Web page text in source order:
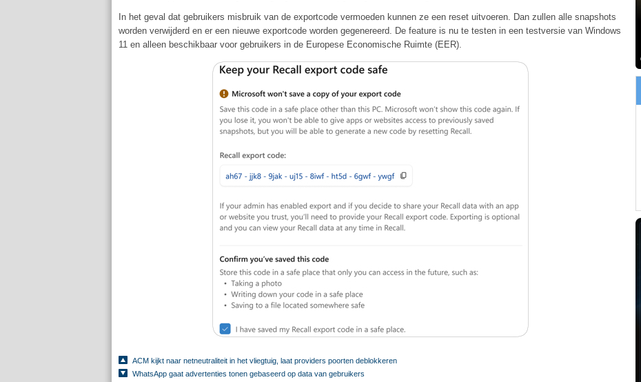
In het geval dat gebruikers misbruik van de exportcode vermoeden kunnen ze een reset uitvoeren. Dan zullen alle snapshots
worden verwijderd en er een nieuwe exportcode worden gegenereerd. De feature is nu te testen in een testversie van Windows
11 en alleen beschikbaar voor gebruikers in de Europese Economische Ruimte (EER).
ACM kijkt naar netneutraliteit in het vliegtuig, laat providers poorten deblokkeren
WhatsApp gaat advertenties tonen gebaseerd op data van gebruikers